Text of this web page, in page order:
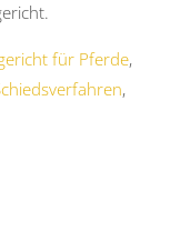
für Pferde,
,